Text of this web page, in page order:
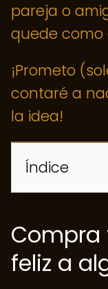
pareja o
quede como
¡Prometo
contaré a
la idea!
Índice
Compra
feliz a